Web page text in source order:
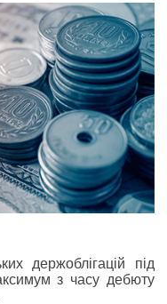
держоблігацій під
з часу дебюту